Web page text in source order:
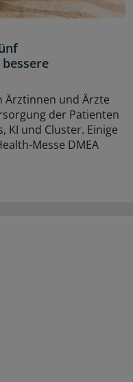
Ärztinnen und Ärzte
der Patienten
KI und Cluster. Einige
Messe DMEA